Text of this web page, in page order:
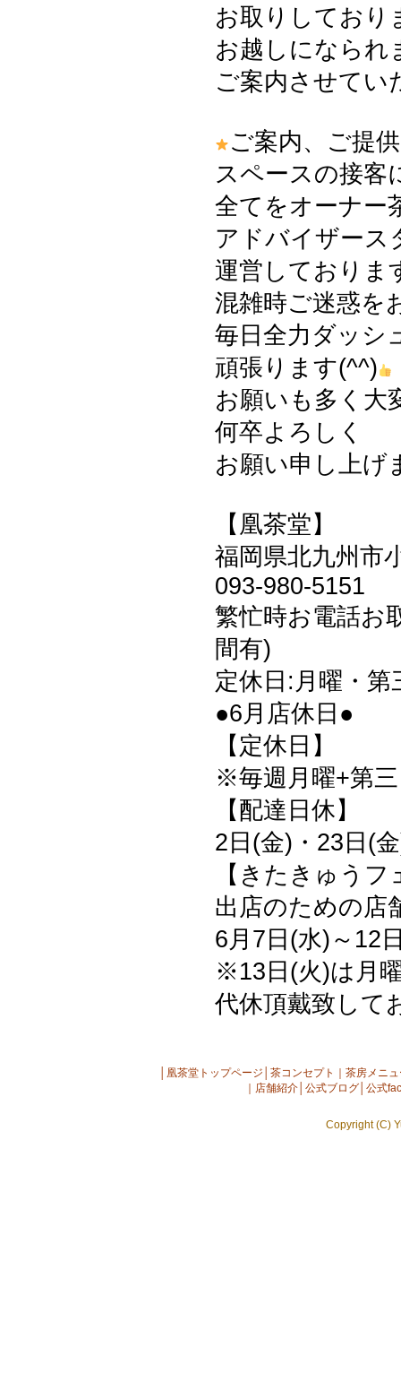
お取りしており
お越しになられ
ご案内させてい
ご案内、ご提
スペースの接客
全てをオーナー
アドバイザース
運営しておりま
混雑時ご迷惑を
毎日全力ダッシ
頑張ります(^^)
お願いも多く大
何卒よろしく
お願い申し上げ
【凰茶堂】
福岡県北九州市
093-980-5151
繁忙時お電話お
間有)
定休日:月曜・第
●6月店休日●
【定休日】
※毎週月曜+第
【配達日休】
2日(金)・23日(
【きたきゅう
出店のための店
6月7日(水)～12
※13日(火)は月
代休頂戴致して
凰茶堂トップページ 茶コンセプト
茶房メニ
店舗紹介 公式ブログ 公式
Copyright (C)